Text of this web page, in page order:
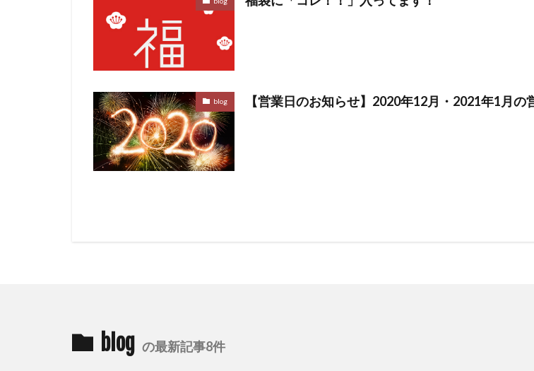
blog 【営業日のお知らせ】2020年12月・2021年1月の
blog の最新記事8件